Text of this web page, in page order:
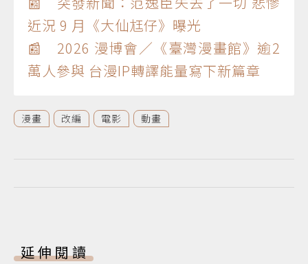
近況 9 月《大仙尪仔》曝光
📰 2026 漫博會／《臺灣漫畫館》逾2
萬人參與 台漫IP轉譯能量寫下新篇章
漫畫 改編 電影 動畫
延伸閱讀